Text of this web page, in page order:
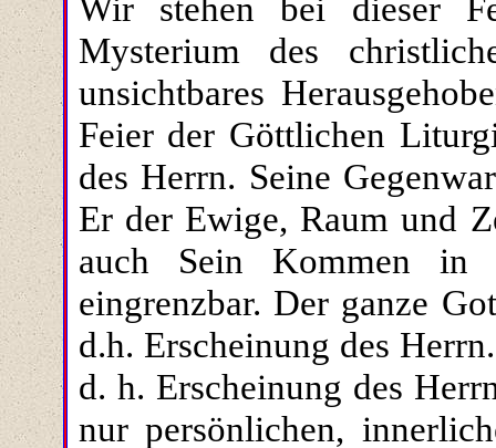
Mysterium des
unsichtbares
Feier der Göttlichen
des Herrn. Seine
Er der Ewige, Raum und
auch Sein Kommen
eingrenzbar. Der ganze
d.h. Erscheinung des
d. h. Erscheinung des
nur persönlichen,